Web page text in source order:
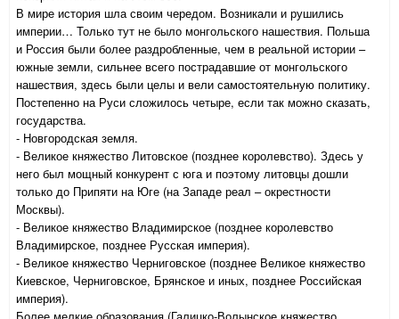
В мире история шла своим чередом. Возникали и рушились
империи… Только тут не было монгольского нашествия. Польша
и Россия были более раздробленные, чем в реальной истории –
южные земли, сильнее всего пострадавшие от монгольского
нашествия, здесь были целы и вели самостоятельную политику.
Постепенно на Руси сложилось четыре, если так можно сказать,
государства.
- Новгородская земля.
- Великое княжество Литовское (позднее королевство). Здесь у
него был мощный конкурент с юга и поэтому литовцы дошли
только до Припяти на Юге (на Западе реал – окрестности
Москвы).
- Великое княжество Владимирское (позднее королевство
Владимирское, позднее Русская империя).
- Великое княжество Черниговское (позднее Великое княжество
Киевское, Черниговское, Брянское и иных, позднее Российская
империя).